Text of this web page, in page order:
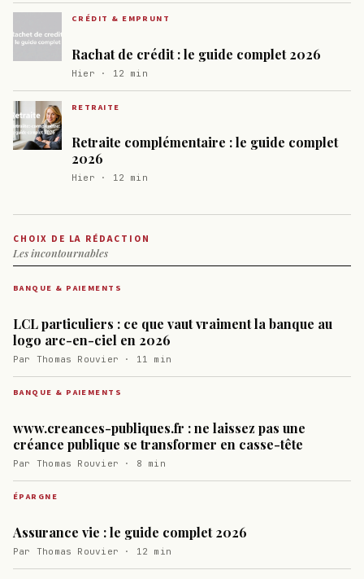
CRÉDIT & EMPRUNT
Rachat de crédit : le guide complet 2026
Hier · 12 min
RETRAITE
Retraite complémentaire : le guide complet
2026
Hier · 12 min
CHOIX DE LA RÉDACTION
Les incontournables
BANQUE & PAIEMENTS
LCL particuliers : ce que vaut vraiment la banque au
logo arc-en-ciel en 2026
Par Thomas Rouvier · 11 min
BANQUE & PAIEMENTS
www.creances-publiques.fr : ne laissez pas une
créance publique se transformer en casse-tête
Par Thomas Rouvier · 8 min
ÉPARGNE
Assurance vie : le guide complet 2026
Par Thomas Rouvier · 12 min